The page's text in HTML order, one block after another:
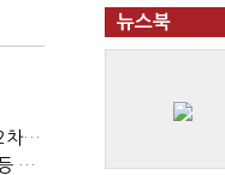
(노영희의 뉴스인사이다)이준석 "김건희 사적통화, '김지은 2차 가해' 성립 안 돼"
(노영희의 뉴스인사이다)고민정 "윤석열 젠더 갈라치기…갈등 불씨가 지지율 자양분"
뉴스북